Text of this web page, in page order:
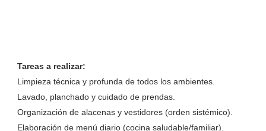
Tareas a realizar:
Limpieza técnica y profunda de todos los ambientes.
Lavado, planchado y cuidado de prendas.
Organización de alacenas y vestidores (orden sistémico).
Elaboración de menú diario (cocina saludable/familiar).